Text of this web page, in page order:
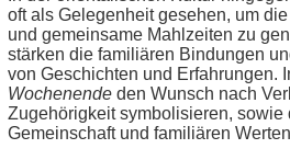
oft als Gelegenheit gesehen, um
und gemeinsame Mahlzeiten zu
stärken die familiären Bindungen
von Geschichten und Erfahrungen.
Wochenende den Wunsch nach
Zugehörigkeit symbolisieren, sowie
Gemeinschaft und familiären